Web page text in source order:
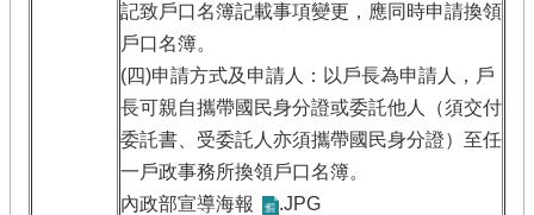
記致戶口名簿記載事項變更，應同時申請換領
戶口名簿。
(四)申請方式及申請人：以戶長為申請人，戶
長可親自攜帶國民身分證或委託他人（須交付
委託書、受委託人亦須攜帶國民身分證）至任
一戶政事務所換領戶口名簿。
內政部宣導海報
.JPG